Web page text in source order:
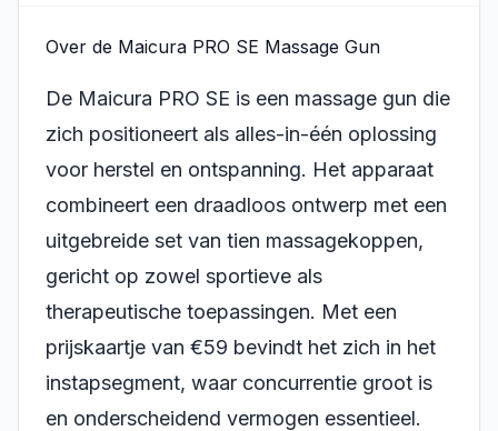
Over de Maicura PRO SE Massage Gun
De Maicura PRO SE is een massage gun die
zich positioneert als alles-in-één oplossing
voor herstel en ontspanning. Het apparaat
combineert een draadloos ontwerp met een
uitgebreide set van tien massagekoppen,
gericht op zowel sportieve als
therapeutische toepassingen. Met een
prijskaartje van €59 bevindt het zich in het
instapsegment, waar concurrentie groot is
en onderscheidend vermogen essentieel.